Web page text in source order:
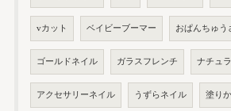
vカット ベイビーブーマー おぱんちゅう
ゴールドネイル ガラスフレンチ ナチュ
アクセサリーネイル うずらネイル 塗り